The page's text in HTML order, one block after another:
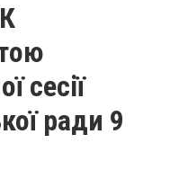
сесії
ради 9